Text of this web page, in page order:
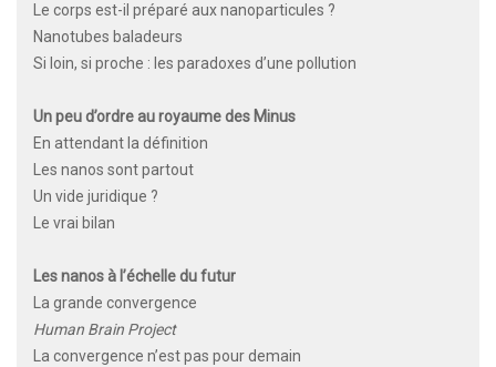
Le corps est-il préparé aux nanoparticules ?
Nanotubes baladeurs
Si loin, si proche : les paradoxes d’une pollution
Un peu d’ordre au royaume des Minus
En attendant la définition
Les nanos sont partout
Un vide juridique ?
Le vrai bilan
Les nanos à l’échelle du futur
La grande convergence
Human Brain Project
La convergence n’est pas pour demain